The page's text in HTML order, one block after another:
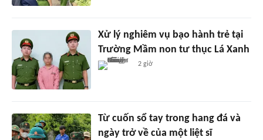
Xử lý nghiêm vụ bạo hành trẻ tại
Trường Mầm non tư thục Lá Xanh
2 giờ
Từ cuốn sổ tay trong hang đá và
ngày trở về của một liệt sĩ